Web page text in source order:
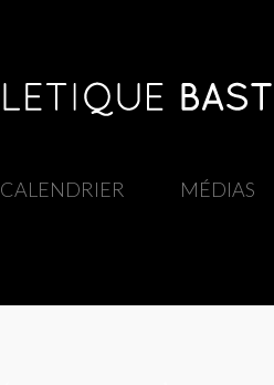
CALENDRIER MÉDIAS